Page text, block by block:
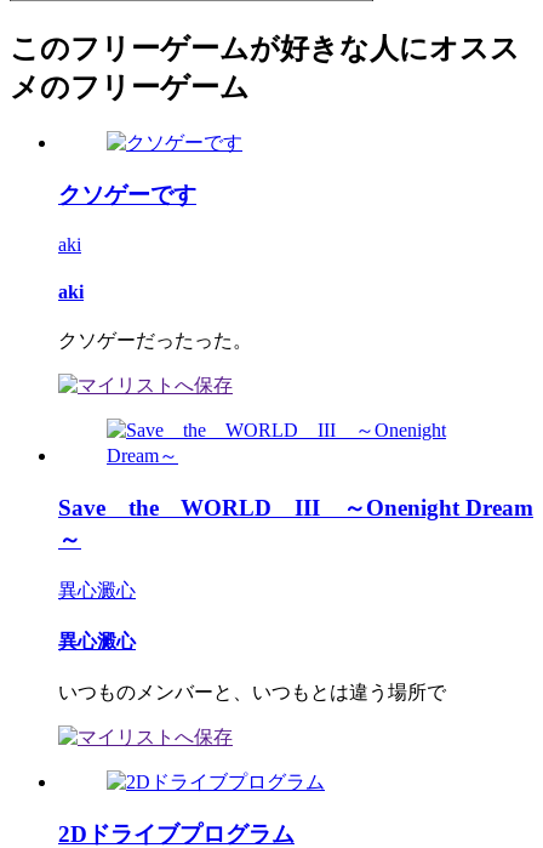
このフリーゲームが好きな人にオスス
メのフリーゲーム
クソゲーです
aki
aki
クソゲーだったった。
Save the WORLD III ～Onenight Dream
～
異心澱心
異心澱心
いつものメンバーと、いつもとは違う場所で
2Dドライブプログラム